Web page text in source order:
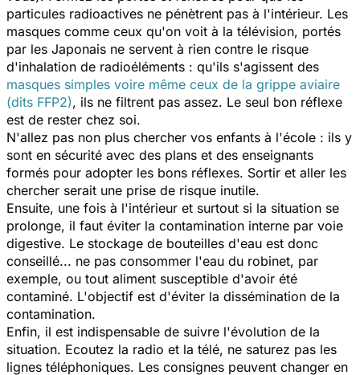
particules radioactives ne pénètrent pas à l'intérieur. Les
masques comme ceux qu'on voit à la télévision, portés
par les Japonais ne servent à rien contre le risque
d'inhalation de radioéléments : qu'ils s'agissent des
masques simples voire même ceux de la grippe aviaire
(dits FFP2), ils ne filtrent pas assez. Le seul bon réflexe
est de rester chez soi.
N'allez pas non plus chercher vos enfants à l'école : ils y
sont en sécurité avec des plans et des enseignants
formés pour adopter les bons réflexes. Sortir et aller les
chercher serait une prise de risque inutile.
Ensuite, une fois à l'intérieur et surtout si la situation se
prolonge, il faut éviter la contamination interne par voie
digestive. Le stockage de bouteilles d'eau est donc
conseillé... ne pas consommer l'eau du robinet, par
exemple, ou tout aliment susceptible d'avoir été
contaminé. L'objectif est d'éviter la dissémination de la
contamination.
Enfin, il est indispensable de suivre l'évolution de la
situation. Ecoutez la radio et la télé, ne saturez pas les
lignes téléphoniques. Les consignes peuvent changer en